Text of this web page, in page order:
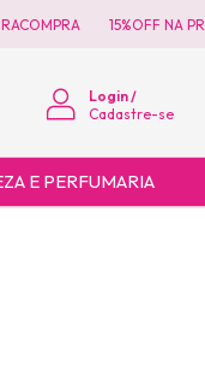
15%OFF NA
Login /
Cadastre-se
E PERFUMARIA